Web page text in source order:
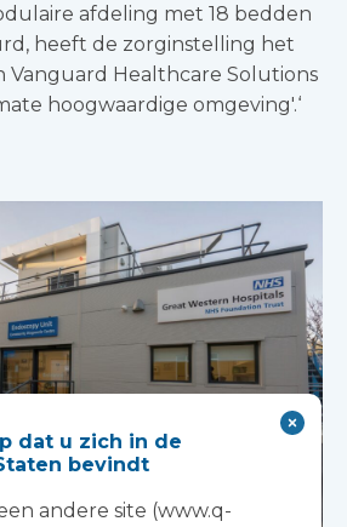
afdeling met 18 bedden
heeft de zorginstelling het
Vanguard Healthcare Solutions
hoogwaardige omgeving'.‘
dat u zich in de
bevindt
andere site (www.q-